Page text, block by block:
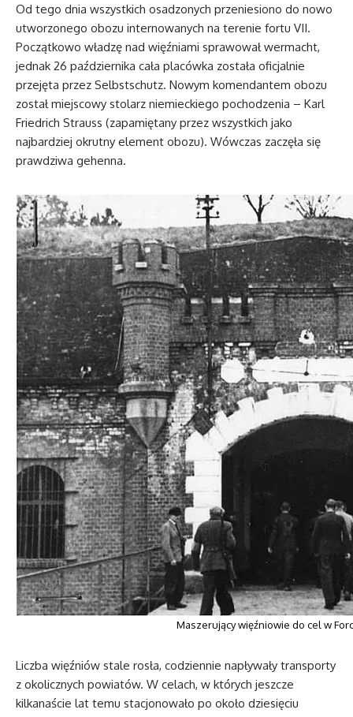
Od tego dnia wszystkich osadzonych przeniesiono do nowo
utworzonego obozu internowanych na terenie fortu VII.
Początkowo władzę nad więźniami sprawował wermacht,
jednak 26 października cała placówka została oficjalnie
przejęta przez Selbstschutz. Nowym komendantem obozu
został miejscowy stolarz niemieckiego pochodzenia – Karl
Friedrich Strauss (zapamiętany przez wszystkich jako
najbardziej okrutny element obozu). Wówczas zaczęła się
prawdziwa gehenna.
Maszerujący więźniowie do cel w
Liczba więźniów stale rosła, codziennie napływały transporty
z okolicznych powiatów. W celach, w których jeszcze
kilkanaście lat temu stacjonowało po około dziesięciu